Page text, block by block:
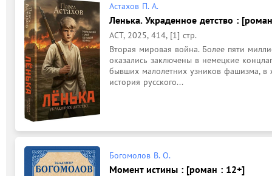
Астахов П. А.
Ленька. Украденное детство :
АСТ, 2025, 414, [1] стр.
Вторая мировая война. Более пяти
оказались заключены в немецкие
бывших малолетних узников фашизма, в
история русского...
Богомолов В. О.
Момент истины : [роман : 12+]